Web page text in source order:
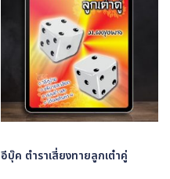
อีบุ๊ค ตำราเสี่ยงทายลูกเต๋าคู่